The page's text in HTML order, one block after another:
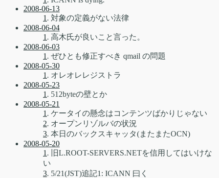
2008-06-13
1 . 対象の定義がない法律
2008-06-04
1 . 高木氏が良いこと言った。
2008-06-03
1 . ぜひとも修正すべき qmail の問題
2008-05-30
1 . オレオレレジストラ
2008-05-23
1 . 512byteの壁とか
2008-05-21
1 . ケータイの懸念はコンテンツばかりじゃない
2. オープンリゾルバの状況
3. 本日のバックスキャッタ(またまたOCN)
2008-05-20
1 . 旧L.ROOT-SERVERS.NETを信用してはいけな
い
3. 5/21(JST)追記1: ICANN 曰く